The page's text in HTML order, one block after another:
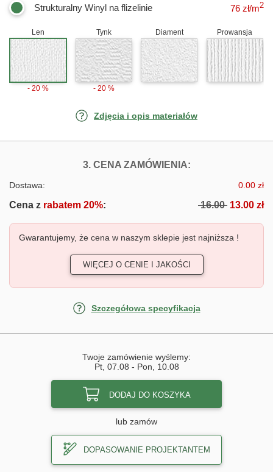
Strukturalny Winyl na flizelinie 76 zł/m2
Len
- 20 %
Tynk
- 20 %
Diament Prowansja
Zdjęcia i opis materiałów
3. CENA ZAMÓWIENIA:FOTOTAPETY
Dostawa: 0.00 zł
Cena z rabatem 20%: 16.00 13.00 zł
Gwarantujemy, że cena w naszym sklepie jest najniższa !
WIĘCEJ O CENIE I JAKOŚCI
Szczegółowa specyfikacja
Twoje zamówienie wyślemy:
Pt, 07.08 - Pon, 10.08
DODAJ DO KOSZYKA
lub zamów
DOPASOWANIE PROJEKTANTEM